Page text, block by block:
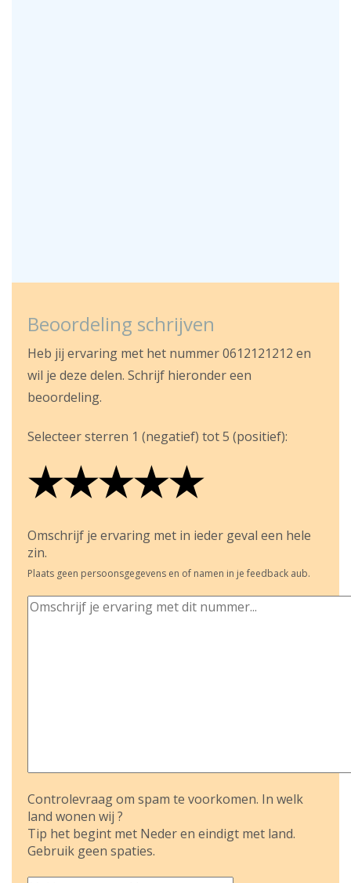
Beoordeling schrijven
Heb jij ervaring met het nummer 0612121212 en
wil je deze delen. Schrijf hieronder een
beoordeling.
Selecteer sterren 1 (negatief) tot 5 (positief):
★
★★
★★★
★★★★
★★★★★
Omschrijf je ervaring met in ieder geval een hele
zin.
Plaats geen persoonsgegevens en of namen in je feedback aub.
Controlevraag om spam te voorkomen. In welk
land wonen wij ?
Tip het begint met Neder en eindigt met land.
Gebruik geen spaties.